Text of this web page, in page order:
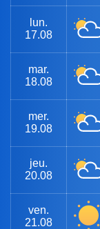
lun.
17.08
mar.
18.08
mer.
19.08
jeu.
20.08
ven.
21.08